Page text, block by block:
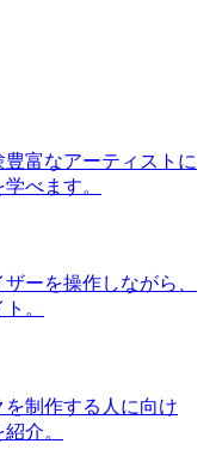
富なアーティストに
べます。
ーを操作しながら、
。
制作する人に向け
介。